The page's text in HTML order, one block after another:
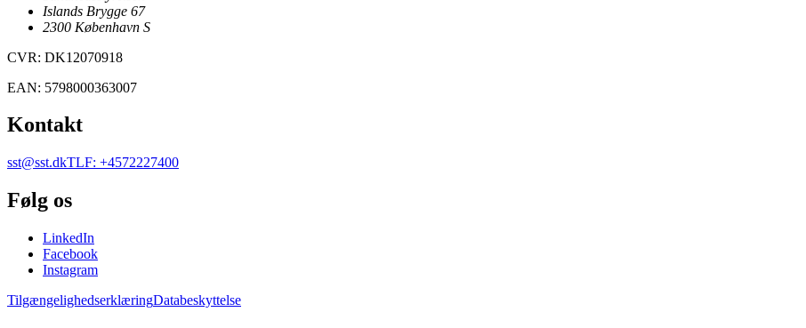
Islands Brygge 67
2300 København S
CVR: DK12070918
EAN: 5798000363007
Kontakt
sst@sst.dkTLF: +4572227400
Følg os
LinkedIn
Facebook
Instagram
TilgængelighedserklæringDatabeskyttelse